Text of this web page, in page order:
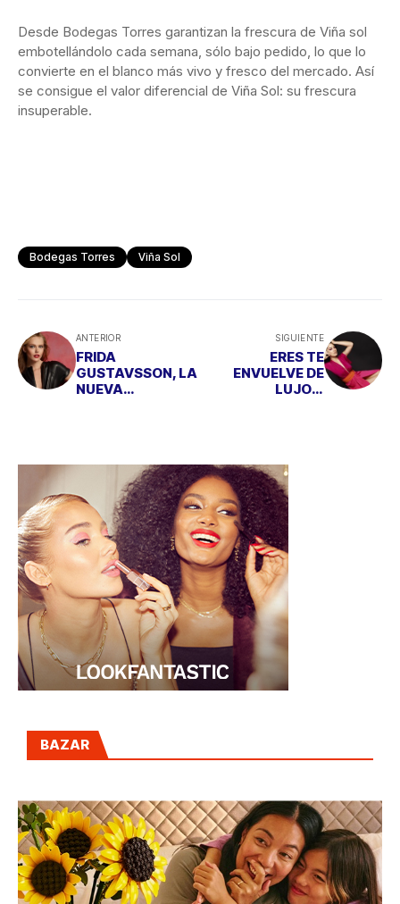
Desde Bodegas Torres garantizan la frescura de Viña sol
embotellándolo cada semana, sólo bajo pedido, lo que lo
convierte en el blanco más vivo y fresco del mercado. Así
se consigue el valor diferencial de Viña Sol: su frescura
insuperable.
Bodegas Torres Viña Sol
ANTERIOR
FRIDA
GUSTAVSSON, LA
NUEVA
SIGUIENTE
ERES TE
ENVUELVE DE
LUJO Y
BAZAR